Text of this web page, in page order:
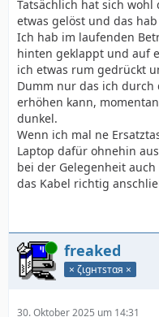
Tatsächlich hat sich wohl
etwas gelöst und das
Ich hab im laufenden
hinten geklappt und auf
ich etwas rum gedrückt
Dumm nur das ich
erhöhen kann,
dunkel.
Wenn ich mal ne
Laptop dafür ohnehin
bei der Gelegenheit
das Kabel richtig
Online freaked
× ζιgнтѕтαя ×
30. Oktober 2025 um 14:31